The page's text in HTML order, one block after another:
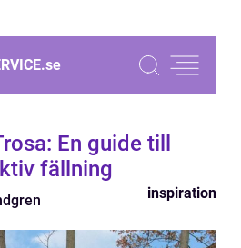
se
En guide till
fällning
inspiration